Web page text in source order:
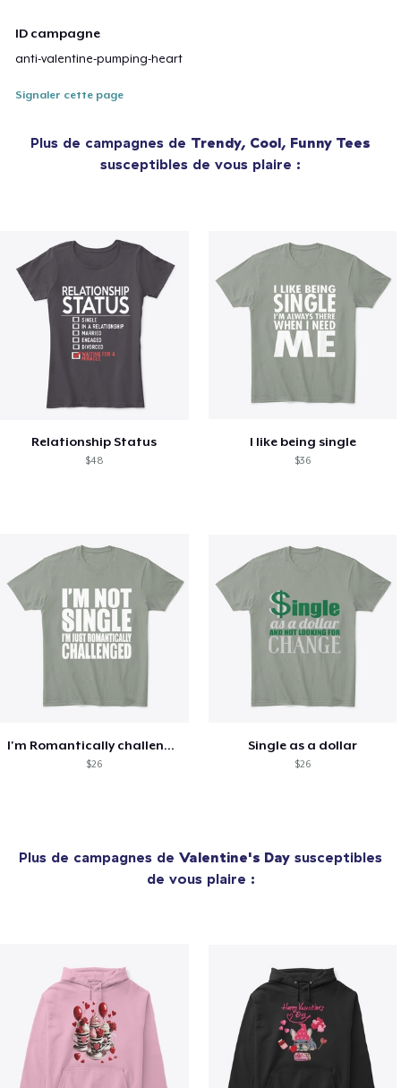
ID campagne
anti-valentine-pumping-heart
Signaler cette page
Plus de campagnes de Trendy, Cool, Funny Tees
susceptibles de vous plaire :
Relationship Status
$48
I like being single
$36
I'm Romantically challenged
$26
Single as a dollar
$26
Plus de campagnes de Valentine's Day susceptibles
de vous plaire :